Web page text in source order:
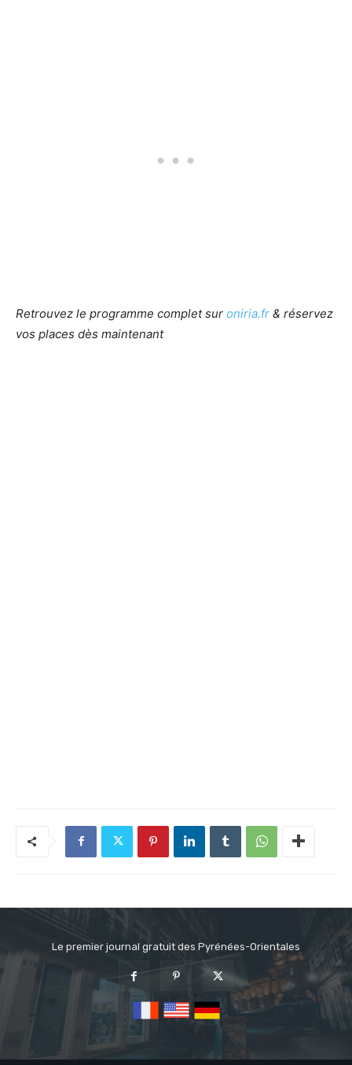
Retrouvez le programme complet sur oniria.fr & réservez
vos places dès maintenant
Le premier journal gratuit des Pyrénées-Orientales